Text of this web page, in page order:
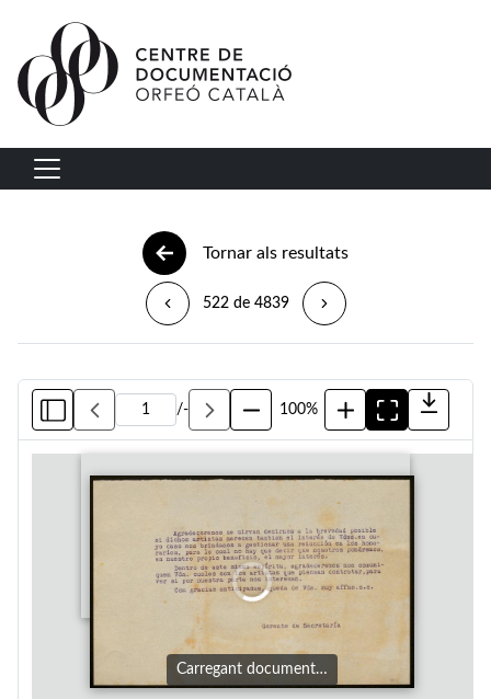
Vés al contingut
Navegació principal
Tornar als resultats
522 de 4839
/- 100%
Carregant document…